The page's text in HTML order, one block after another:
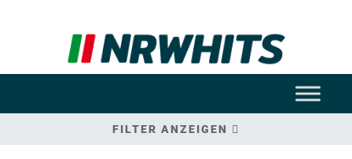
FILTER ANZEIGEN